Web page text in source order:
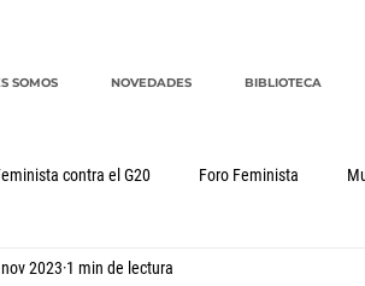
SOMOS NOVEDADES BIBLIOTECA
contra el G20 Foro Feminista
Género, comercio y economía
2023 1 min de lectura